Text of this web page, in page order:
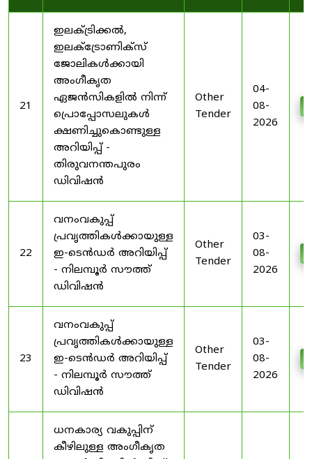
21
ഇലക്ട്രിക്കൽ,
ഇലക്ട്രോണിക്സ്
ജോലികൾക്കായി
അംഗീകൃത
ഏജൻസികളിൽ നിന്ന്
പ്രൊപ്പോസലുകൾ
ക്ഷണിച്ചുകൊണ്ടുള്ള
അറിയിപ്പ് -
തിരുവനന്തപുരം
ഡിവിഷൻ
Other
Tender
04-
08-
2026
22
വനംവകുപ്പ്
പ്രവൃത്തികൾക്കായുള്ള
ഇ-ടെൻഡർ അറിയിപ്പ്
- നിലമ്പൂർ സൗത്ത്
ഡിവിഷൻ
Other
Tender
03-
08-
2026
23
വനംവകുപ്പ്
പ്രവൃത്തികൾക്കായുള്ള
ഇ-ടെൻഡർ അറിയിപ്പ്
- നിലമ്പൂർ സൗത്ത്
ഡിവിഷൻ
Other
Tender
03-
08-
2026
ധനകാര്യ വകുപ്പിന്
കീഴിലുള്ള അംഗീകൃത